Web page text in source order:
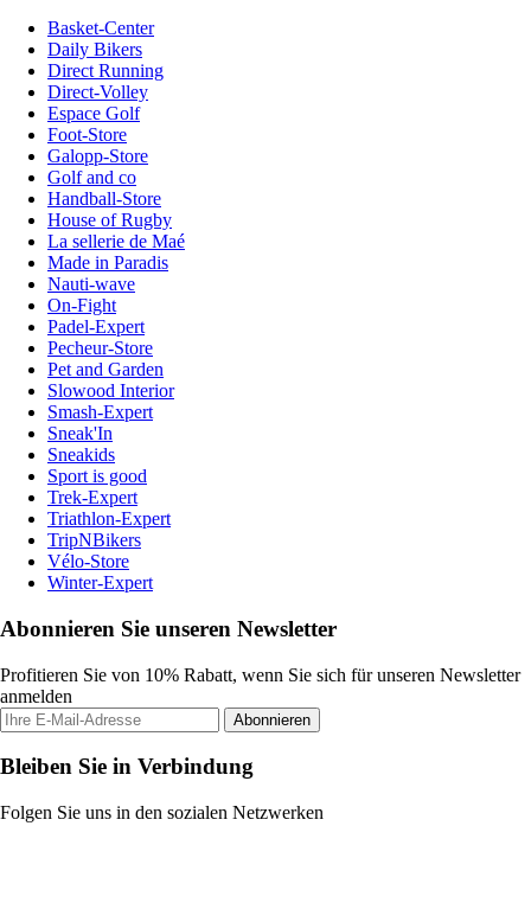
Basket-Center
Daily Bikers
Direct Running
Direct-Volley
Espace Golf
Foot-Store
Galopp-Store
Golf and co
Handball-Store
House of Rugby
La sellerie de Maé
Made in Paradis
Nauti-wave
On-Fight
Padel-Expert
Pecheur-Store
Pet and Garden
Slowood Interior
Smash-Expert
Sneak'In
Sneakids
Sport is good
Trek-Expert
Triathlon-Expert
TripNBikers
Vélo-Store
Winter-Expert
Abonnieren Sie unseren Newsletter
Profitieren Sie von 10% Rabatt, wenn Sie sich für unseren Newsletter
anmelden
Abonnieren
Bleiben Sie in Verbindung
Folgen Sie uns in den sozialen Netzwerken